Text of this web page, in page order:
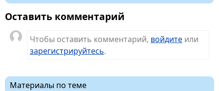
Оставить комментарий
Чтобы оставить комментарий, войдите или
зарегистрируйтесь.
Материалы по теме